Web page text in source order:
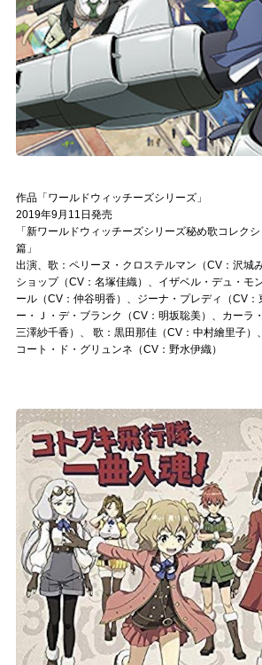
作品「ワールドウィッチーズシリーズ」
2019年9月11日発売
「新ワールドウィッチーズシリーズ秘め歌コレク
篇」
出演、歌：ペリーヌ・クロステルマン（CV：沢城
ショップ（CV：名塚佳織）、イザベル・デュ・モ
ール（CV：仲谷明香）、ジーナ・プレディ（CV
ー・Ｊ・デ・ブランク（CV：明坂聡美）、カーラ
三澤紗千香）、 歌：黒田那佳（CV：中村繪里子）
コート・ド・グリュンネ（CV：野水伊織）